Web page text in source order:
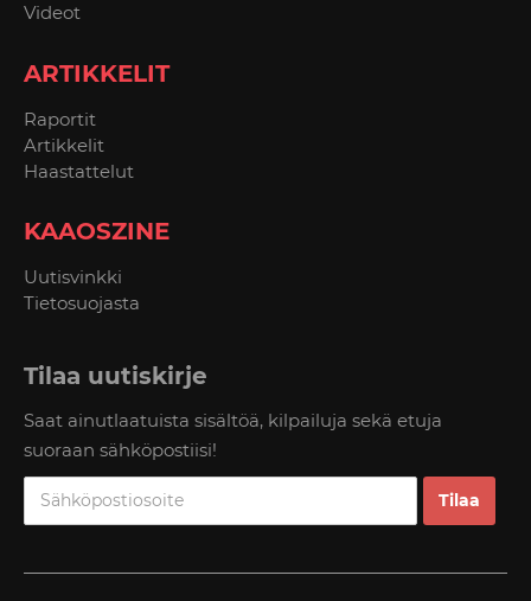
Videot
ARTIKKELIT
Raportit
Artikkelit
Haastattelut
KAAOSZINE
Uutisvinkki
Tietosuojasta
Tilaa uutiskirje
Saat ainutlaatuista sisältöä, kilpailuja sekä etuja
suoraan sähköpostiisi!